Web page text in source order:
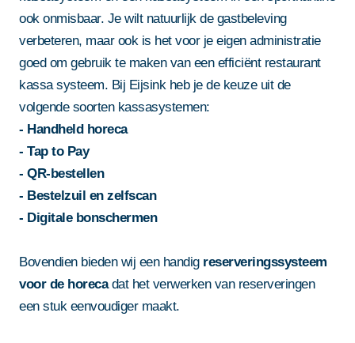
ook onmisbaar. Je wilt natuurlijk de gastbeleving
verbeteren, maar ook is het voor je eigen administratie
goed om gebruik te maken van een efficiënt restaurant
kassa systeem. Bij Eijsink heb je de keuze uit de
volgende soorten kassasystemen:
- Handheld horeca
- Tap to Pay
- QR-bestellen
- Bestelzuil en zelfscan
- Digitale bonschermen
Bovendien bieden wij een handig reserveringssysteem
voor de horecadat het verwerken van reserveringen
een stuk eenvoudiger maakt.